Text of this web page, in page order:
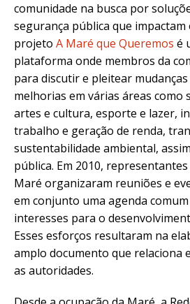
comunidade na busca por
segurança pública que impactam
projeto A Maré que Queremos é
plataforma onde membros da
para discutir e pleitear
melhorias em várias áreas como
artes e cultura, esporte e lazer,
trabalho e geração de renda,
sustentabilidade ambiental,
pública. Em 2010,
Maré organizaram reuniões e
em conjunto uma agenda
interesses para o
Esses esforços resultaram na
amplo documento que relaciona
as autoridades.